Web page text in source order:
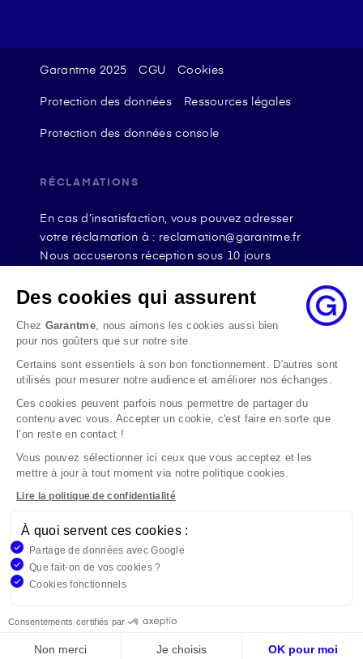
Garantme 2025 CGU Cookies
Protection des données Ressources légales
Protection des données console
RÉCLAMATIONS
En cas d’insatisfaction, vous pouvez adresser
votre réclamation à : reclamation@garantme.fr
Nous accuserons réception sous 10 jours
état de cause, nous répondrons à la réclamation
au maximum dans les 2 mois.
Si le désaccord persiste, vous pouvez solliciter
l’avis du Médiateur de l’Assurance par internet à
l’adresse La médiation de l’assurance - Accueil
Par courrier à l’adresse : La Médiation de
l’Assurance TSA 50110 75441 PARIS CEDEX 09 ou
par email à l’adresse www.mediation-
assurance.org
La saisine du Médiateur de l’Assurance est gratuite
mais ne peut intervenir qu’après nous avoir
adressé une réclamation écrite.
Garantme, société par actions simplifiée au capital de 19
Code des Assurances et immatriculée à l’ORIAS
75002 Paris
Des cookies qui assurent
Chez Garantme, nous aimons les cookies aussi bien
pour nos goûters que sur notre site.
Certains sont essentiels à son bon fonctionnement. D'autres sont
utilisés pour mesurer notre audience et améliorer nos échanges.
Ces cookies peuvent parfois nous permettre de partager du
contenu avec vous. Accepter un cookie, c'est faire en sorte que
l’on reste en contact !
Vous pouvez sélectionner ici ceux que vous acceptez et les
mettre à jour à tout moment via notre politique cookies.
Lire la politique de confidentialité
À quoi servent ces cookies :
Partage de données avec Google
Que fait-on de vos cookies ?
Cookies fonctionnels
Consentements certifiés par
Non merci Je choisis OK pour moi